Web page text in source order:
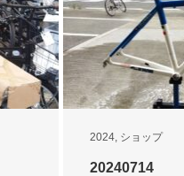
2024, ショップ
20240714